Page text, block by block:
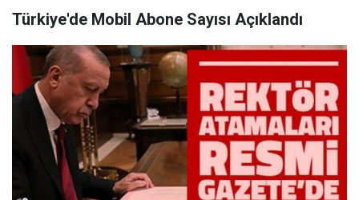
Türkiye'de Mobil Abone Sayısı Açıklandı